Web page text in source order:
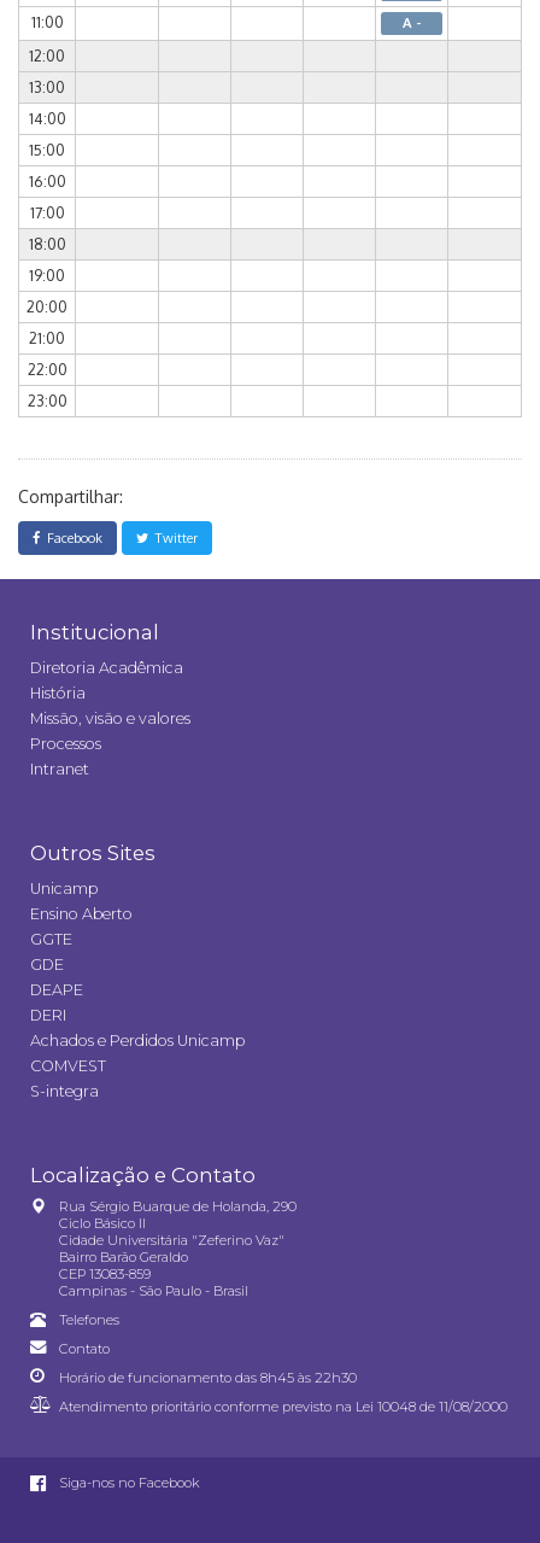
11:00 A -
12:00
13:00
14:00
15:00
16:00
17:00
18:00
19:00
20:00
21:00
22:00
23:00
Compartilhar:
Facebook Twitter
Institucional
Diretoria Acadêmica
História
Missão, visão e valores
Processos
Intranet
Outros Sites
Unicamp
Ensino Aberto
GGTE
GDE
DEAPE
DERI
Achados e Perdidos Unicamp
COMVEST
S-integra
Localização e Contato
Rua Sérgio Buarque de Holanda, 290
Ciclo Básico II
Cidade Universitária "Zeferino Vaz"
Bairro Barão Geraldo
CEP 13083-859
Campinas - São Paulo - Brasil
Telefones
Contato
Horário de funcionamento das 8h45 às 22h30
Atendimento prioritário conforme previsto na Lei 10048 de 11/08/2000
Siga-nos no Facebook